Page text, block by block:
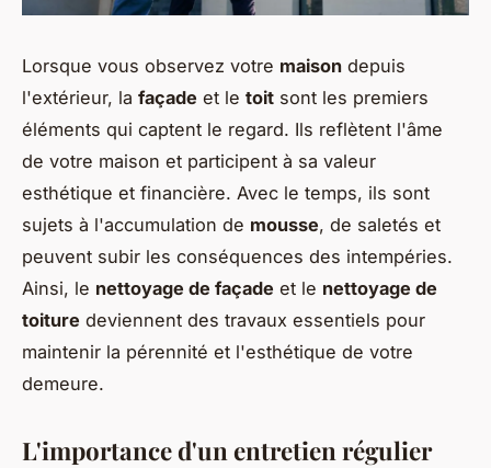
Lorsque vous observez votre maison depuis
l'extérieur, la façade et le toit sont les premiers
éléments qui captent le regard. Ils reflètent l'âme
de votre maison et participent à sa valeur
esthétique et financière. Avec le temps, ils sont
sujets à l'accumulation de mousse, de saletés et
peuvent subir les conséquences des intempéries.
Ainsi, le nettoyage de façade et le nettoyage de
toiture deviennent des travaux essentiels pour
maintenir la pérennité et l'esthétique de votre
demeure.
L'importance d'un entretien régulier